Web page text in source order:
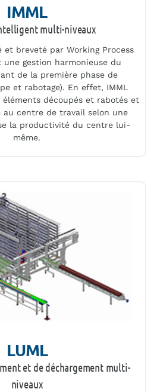
IMML
multi-niveaux
et breveté par Working Process
une gestion harmonieuse du
de la première phase de
et rabotage). En effet, IMML
découpés et rabotés et
au centre de travail selon une
la productivité du centre lui-
même.
LUML
et de déchargement multi-
niveaux